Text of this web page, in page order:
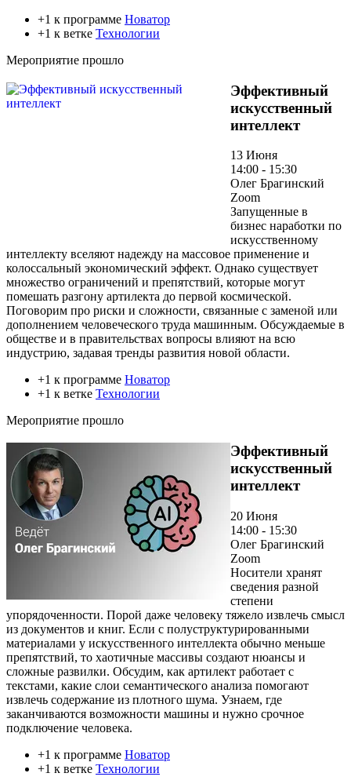
+1 к программе Новатор
+1 к ветке Технологии
Мероприятие прошло
Эффективный
искусственный
интеллект
13 Июня
14:00 - 15:30
Олег Брагинский
Zoom
Запущенные в
бизнес наработки по
искусственному
интеллекту вселяют надежду на массовое применение и
колоссальный экономический эффект. Однако существует
множество ограничений и препятствий, которые могут
помешать разгону артилекта до первой космической.
Поговорим про риски и сложности, связанные с заменой или
дополнением человеческого труда машинным. Обсуждаемые в
обществе и в правительствах вопросы влияют на всю
индустрию, задавая тренды развития новой области.
+1 к программе Новатор
+1 к ветке Технологии
Мероприятие прошло
Эффективный
искусственный
интеллект
20 Июня
14:00 - 15:30
Олег Брагинский
Zoom
Носители хранят
сведения разной
степени
упорядоченности. Порой даже человеку тяжело извлечь смысл
из документов и книг. Если с полуструктурированными
материалами у искусственного интеллекта обычно меньше
препятствий, то хаотичные массивы создают нюансы и
сложные развилки. Обсудим, как артилект работает с
текстами, какие слои семантического анализа помогают
извлечь содержание из плотного шума. Узнаем, где
заканчиваются возможности машины и нужно срочное
подключение человека.
+1 к программе Новатор
+1 к ветке Технологии